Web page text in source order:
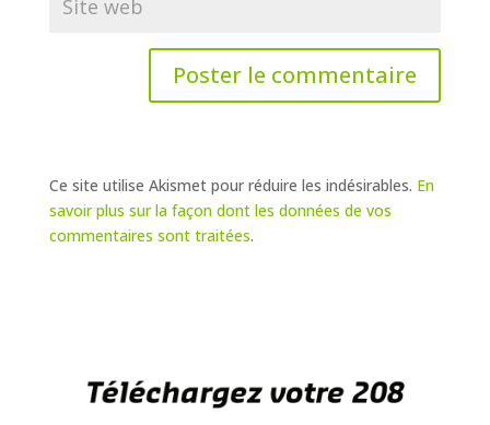
Ce site utilise Akismet pour réduire les indésirables. En
savoir plus sur la façon dont les données de vos
commentaires sont traitées.